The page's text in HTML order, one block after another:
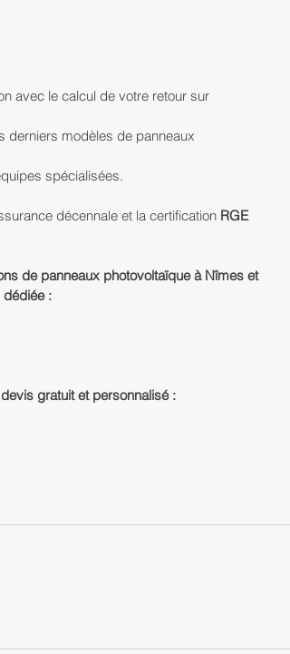
avec le calcul de votre retour sur
derniers modèles de panneaux
spécialisées.
décennale et la certification RGE
de panneaux photovoltaïque à Nîmes et
dédiée :
gratuit et personnalisé :